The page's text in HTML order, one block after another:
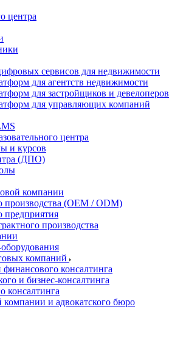
центра
сервисов для недвижимости
для агентств недвижимости
для застройщиков и девелоперов
для управляющих компаний
центра
и курсов
(ДПО)
компании
производства (OEM / ODM)
предприятия
производства
компаний
финансового консалтинга
и бизнес-консалтинга
консалтинга
компании и адвокатского бюро